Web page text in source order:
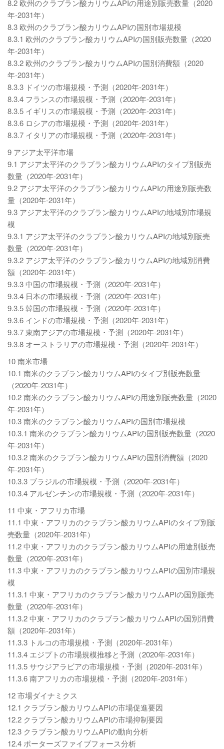
8.2 欧州のクラブラン酸カリウムAPIの用途別販売数量（2020
年-2031年）
8.3 欧州のクラブラン酸カリウムAPIの国別市場規模
8.3.1 欧州のクラブラン酸カリウムAPIの国別販売数量（2020
年-2031年）
8.3.2 欧州のクラブラン酸カリウムAPIの国別消費額（2020
年-2031年）
8.3.3 ドイツの市場規模・予測（2020年-2031年）
8.3.4 フランスの市場規模・予測（2020年-2031年）
8.3.5 イギリスの市場規模・予測（2020年-2031年）
8.3.6 ロシアの市場規模・予測（2020年-2031年）
8.3.7 イタリアの市場規模・予測（2020年-2031年）
9 アジア太平洋市場
9.1 アジア太平洋のクラブラン酸カリウムAPIのタイプ別販売
数量（2020年-2031年）
9.2 アジア太平洋のクラブラン酸カリウムAPIの用途別販売数
量（2020年-2031年）
9.3 アジア太平洋のクラブラン酸カリウムAPIの地域別市場規
模
9.3.1 アジア太平洋のクラブラン酸カリウムAPIの地域別販売
数量（2020年-2031年）
9.3.2 アジア太平洋のクラブラン酸カリウムAPIの地域別消費
額（2020年-2031年）
9.3.3 中国の市場規模・予測（2020年-2031年）
9.3.4 日本の市場規模・予測（2020年-2031年）
9.3.5 韓国の市場規模・予測（2020年-2031年）
9.3.6 インドの市場規模・予測（2020年-2031年）
9.3.7 東南アジアの市場規模・予測（2020年-2031年）
9.3.8 オーストラリアの市場規模・予測（2020年-2031年）
10 南米市場
10.1 南米のクラブラン酸カリウムAPIのタイプ別販売数量
（2020年-2031年）
10.2 南米のクラブラン酸カリウムAPIの用途別販売数量（2020
年-2031年）
10.3 南米のクラブラン酸カリウムAPIの国別市場規模
10.3.1 南米のクラブラン酸カリウムAPIの国別販売数量（2020
年-2031年）
10.3.2 南米のクラブラン酸カリウムAPIの国別消費額（2020
年-2031年）
10.3.3 ブラジルの市場規模・予測（2020年-2031年）
10.3.4 アルゼンチンの市場規模・予測（2020年-2031年）
11 中東・アフリカ市場
11.1 中東・アフリカのクラブラン酸カリウムAPIのタイプ別販
売数量（2020年-2031年）
11.2 中東・アフリカのクラブラン酸カリウムAPIの用途別販売
数量（2020年-2031年）
11.3 中東・アフリカのクラブラン酸カリウムAPIの国別市場規
模
11.3.1 中東・アフリカのクラブラン酸カリウムAPIの国別販売
数量（2020年-2031年）
11.3.2 中東・アフリカのクラブラン酸カリウムAPIの国別消費
額（2020年-2031年）
11.3.3 トルコの市場規模・予測（2020年-2031年）
11.3.4 エジプトの市場規模推移と予測（2020年-2031年）
11.3.5 サウジアラビアの市場規模・予測（2020年-2031年）
11.3.6 南アフリカの市場規模・予測（2020年-2031年）
12 市場ダイナミクス
12.1 クラブラン酸カリウムAPIの市場促進要因
12.2 クラブラン酸カリウムAPIの市場抑制要因
12.3 クラブラン酸カリウムAPIの動向分析
12.4 ポーターズファイブフォース分析